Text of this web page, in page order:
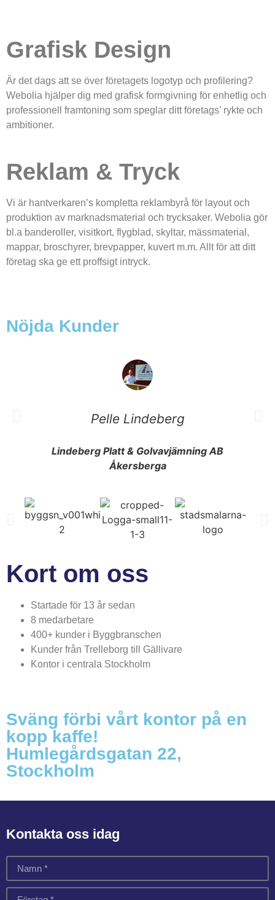
Grafisk Design
Är det dags att se över företagets logotyp och profilering?
Webolia hjälper dig med grafisk formgivning för enhetlig och
professionell framtoning som speglar ditt företags’ rykte och
ambitioner.
Reklam & Tryck
Vi är hantverkaren’s kompletta reklambyrå för layout och
produktion av marknadsmaterial och trycksaker. Webolia gör
bl.a banderoller, visitkort, flygblad, skyltar, mässmaterial,
mappar, broschyrer, brevpapper, kuvert m.m. Allt för att ditt
företag ska ge ett proffsigt intryck.
Nöjda Kunder
Pelle Lindeberg
Lindeberg Platt & Golvavjämning AB
Åkersberga
Kort om oss
Startade för 13 år sedan
8 medarbetare
400+ kunder i Byggbranschen
Kunder från Trelleborg till Gällivare
Kontor i centrala Stockholm
Sväng förbi vårt kontor på en
kopp kaffe!
Humlegårdsgatan 22,
Stockholm
Kontakta oss idag